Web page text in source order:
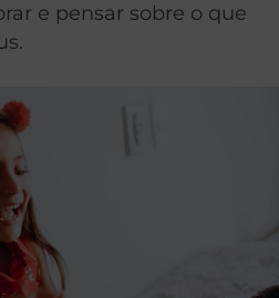
e pensar sobre o que